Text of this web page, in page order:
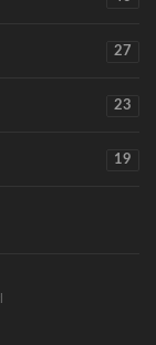
27
23
19